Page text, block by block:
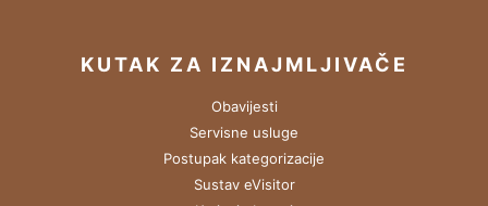
KUTAK ZA IZNAJMLJIVAČE
Obavijesti
Servisne usluge
Postupak kategorizacije
Sustav eVisitor